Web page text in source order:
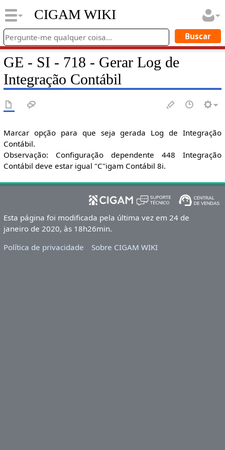
CIGAM WIKI
GE - SI - 718 - Gerar Log de
Integração Contábil
Marcar opção para que seja gerada Log de Integração
Contábil.
Observação: Configuração dependente 448 Integração
Contábil deve estar igual "C"igam Contábil 8i.
Esta página foi modificada pela última vez em 24 de
janeiro de 2020, às 18h26min.
Política de privacidade
Sobre CIGAM WIKI